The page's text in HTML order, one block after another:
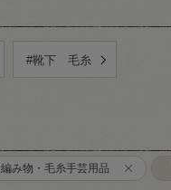
#靴下 毛糸
編み物・毛糸手芸用品